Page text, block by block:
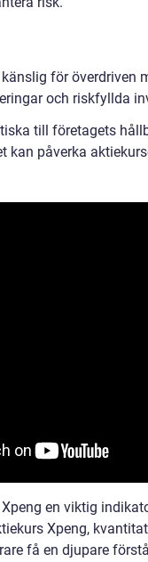
för överdriven
och riskfyllda
till företagets
kan påverka
en viktig
Xpeng,
få en djupare